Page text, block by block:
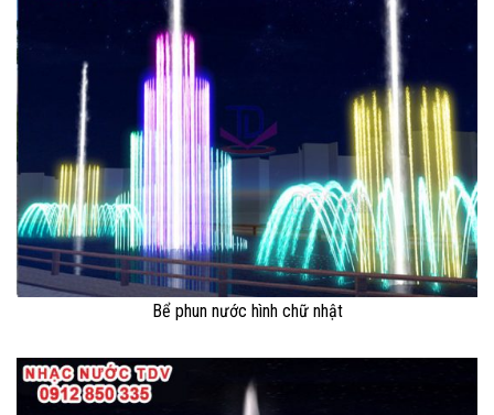
Bể phun nước hình chữ nhật